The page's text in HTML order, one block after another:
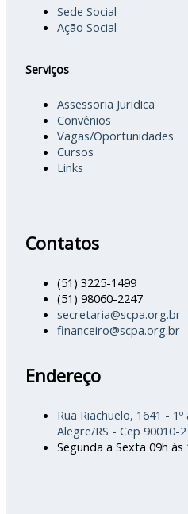
Sede Social
Ação Social
Serviços
Assessoria Juridica
Convênios
Vagas/Oportunidades
Cursos
Links
Contatos
(51) 3225-1499
(51) 98060-2247
secretaria@scpa.org.br
financeiro@scpa.org.br
Endereço
Rua Riachuelo, 1641 -
Alegre/RS - Cep 90010-
Segunda a Sexta 09h às